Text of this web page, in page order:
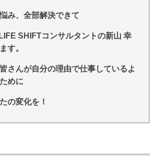
み、全部解決できて
SHIFTコンサルタントの新山 幸
す。
さんが自分の理由で仕事しているよ
めに
の変化を！